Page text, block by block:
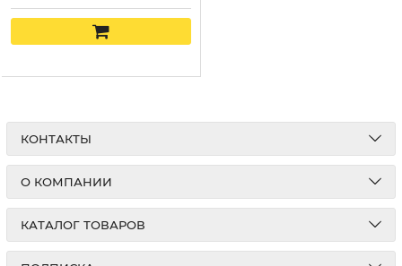
КОНТАКТЫ
О КОМПАНИИ
КАТАЛОГ ТОВАРОВ